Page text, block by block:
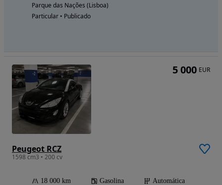
Parque das Nações (Lisboa)
Particular • Publicado
Peugeot RCZ
1598 cm3 • 200 cv
18 000 km Gasolina
Automática
5 000 EUR